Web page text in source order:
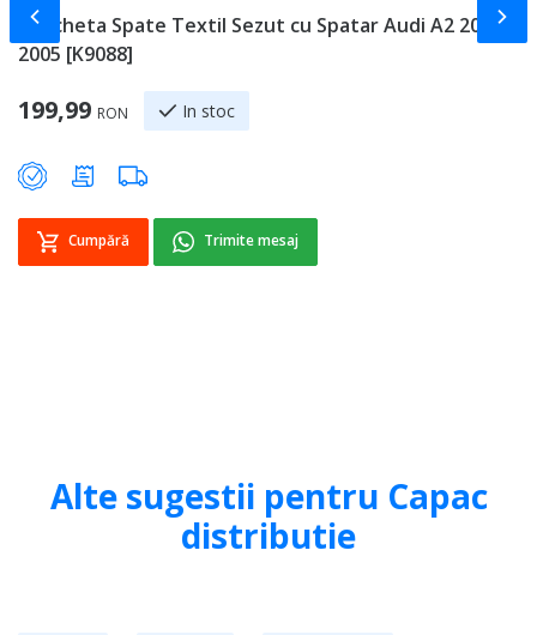
Bancheta Spate Textil Sezut cu Spatar Audi A2 2000 -
2005 [K9088]
199,99 RON In stoc
Cumpără Trimite mesaj
Slide-ul anterior
Alte sugestii pentru Capac
distributie